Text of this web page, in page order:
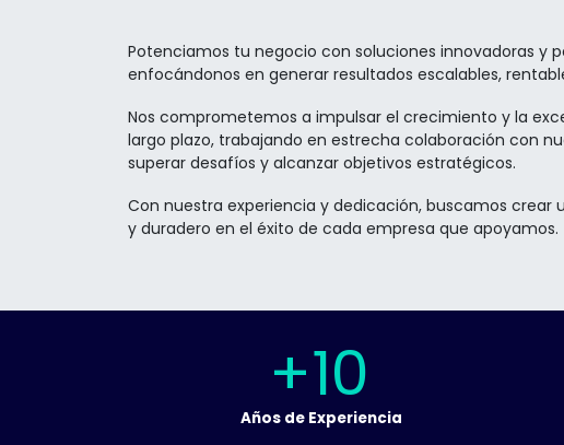
Potenciamos tu negocio con soluciones innovadoras y
enfocándonos en generar resultados escalables,
Nos comprometemos a impulsar el crecimiento y la
largo plazo, trabajando en estrecha colaboración con
superar desafíos y alcanzar objetivos estratégicos.
Con nuestra experiencia y dedicación, buscamos crear
y duradero en el éxito de cada empresa que apoyamos.
+10
Años de Experiencia